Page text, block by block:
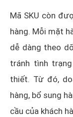
Mã SKU còn
hàng. Mỗi mặt
dễ dàng theo
tránh tình
thiết. Từ đó,
hàng, bổ sung
cầu của khách